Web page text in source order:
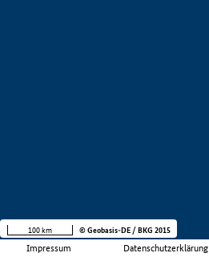
Impressum Datenschutzerklärung
100 km © Geobasis-DE / BKG 2015